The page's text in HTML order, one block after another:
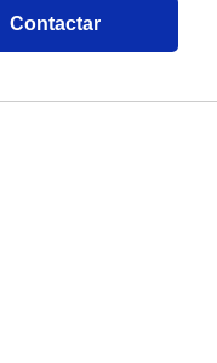
Contactar